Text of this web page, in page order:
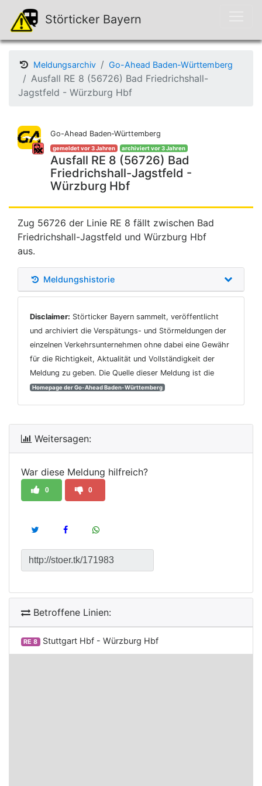
Störticker Bayern
Meldungsarchiv Go-Ahead Baden-Württemberg
Ausfall RE 8 (56726) Bad Friedrichshall-
Jagstfeld - Würzburg Hbf
Go-Ahead Baden-Württemberg
gemeldet vor 3 Jahren archiviert vor 3 Jahren
Ausfall RE 8 (56726) Bad
Friedrichshall-Jagstfeld -
Würzburg Hbf
Zug 56726 der Linie RE 8 fällt zwischen Bad
Friedrichshall-Jagstfeld und Würzburg Hbf
aus.
Meldungshistorie
Disclaimer: Störticker Bayern sammelt, veröffentlicht
und archiviert die Verspätungs- und Störmeldungen der
einzelnen Verkehrsunternehmen ohne dabei eine Gewähr
für die Richtigkeit, Aktualität und Vollständigkeit der
Meldung zu geben. Die Quelle dieser Meldung ist die
Homepage der Go-Ahead Baden-Württemberg
Weitersagen:
War diese Meldung hilfreich?
0 0
Betroffene Linien:
RE 8 Stuttgart Hbf - Würzburg Hbf